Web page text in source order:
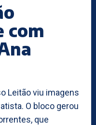
com
Leitão viu imagens
O bloco gerou
que